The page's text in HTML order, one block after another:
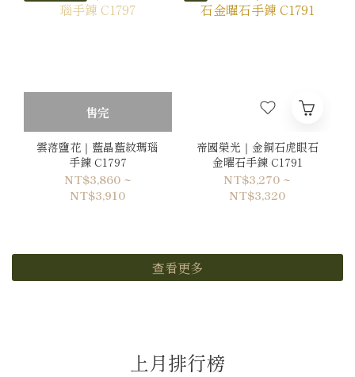
售完
雲落鹽花｜藍晶藍紋瑪瑙
手鍊 C1797
NT$3,860 ~
NT$3,910
帝國榮光｜金銅石虎眼石
金曜石手鍊 C1791
NT$3,270 ~
NT$3,320
查看更多
上月排行榜